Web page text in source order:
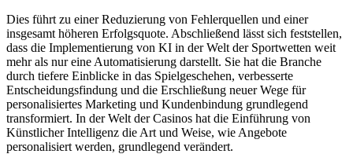
Dies ⁣führt zu einer Reduzierung ​von ⁤Fehlerquellen und einer
insgesamt höheren Erfolgsquote. Abschließend lässt sich feststellen,
dass die Implementierung von KI in der Welt der Sportwetten weit
mehr als nur eine Automatisierung darstellt. Sie hat die Branche
durch tiefere Einblicke in das Spielgeschehen, verbesserte
Entscheidungsfindung und die Erschließung neuer Wege für
personalisiertes Marketing und Kundenbindung grundlegend
transformiert. In der Welt der Casinos hat die Einführung von
Künstlicher Intelligenz die Art und Weise, wie Angebote
personalisiert werden, grundlegend verändert.